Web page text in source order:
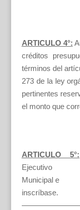
ARTICULO 4°:
créditos
términos del
273 de la ley
pertinentes
el monto que
ARTICULO 5°:
Ejecutivo
Municipal e
inscríbase.